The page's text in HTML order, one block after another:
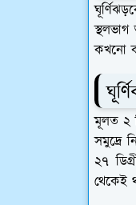
কখনো
মূলত ২
সমুদ্রে
২৭
থেকেই